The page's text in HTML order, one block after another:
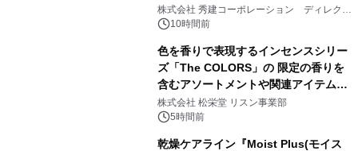
大興奮が今甦る
株式会社 秀建コーポレーション ディレクト
アートギャラリー
10時間前
色を香りで表現するインセンスシリー
ズ「The COLORS」の 限定の香りを
含むアソートメントや関連アイテムを
8月6日発売
株式会社 松栄堂 リスン事業部
5時間前
乾燥ケアライン『Moist Plus(モイス